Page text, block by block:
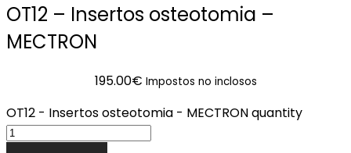
OT12 – Insertos osteotomia –
MECTRON
195.00€ Impostos no inclosos
OT12 - Insertos osteotomia - MECTRON quantity